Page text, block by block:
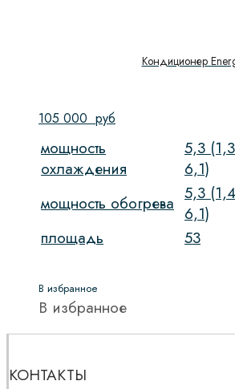
Кондиционер
105 000 руб
мощность
охлаждения
5,3
6,1)
мощность обогрева 5,3
6,1)
площадь
53
В избранное
В избранное
КОНТАКТЫ